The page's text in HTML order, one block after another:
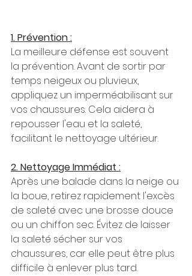
1. Prévention :
La meilleure défense est souvent
la prévention. Avant de sortir par
temps neigeux ou pluvieux,
appliquez un imperméabilisant sur
vos chaussures. Cela aidera à
repousser l'eau et la saleté,
facilitant le nettoyage ultérieur.
2. Nettoyage Immédiat :
Après une balade dans la neige ou
la boue, retirez rapidement l'excès
de saleté avec une brosse douce
ou un chiffon sec. Évitez de laisser
la saleté sécher sur vos
chaussures, car elle peut être plus
difficile à enlever plus tard.